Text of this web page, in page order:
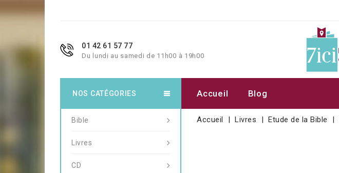
01 42 61 57 77
Du lundi au samedi de 11h00 à 19h00
Accueil Blog
Accueil Livres Etude de la Bible
NOS CATÉGORIES
Bible
Livres
CD